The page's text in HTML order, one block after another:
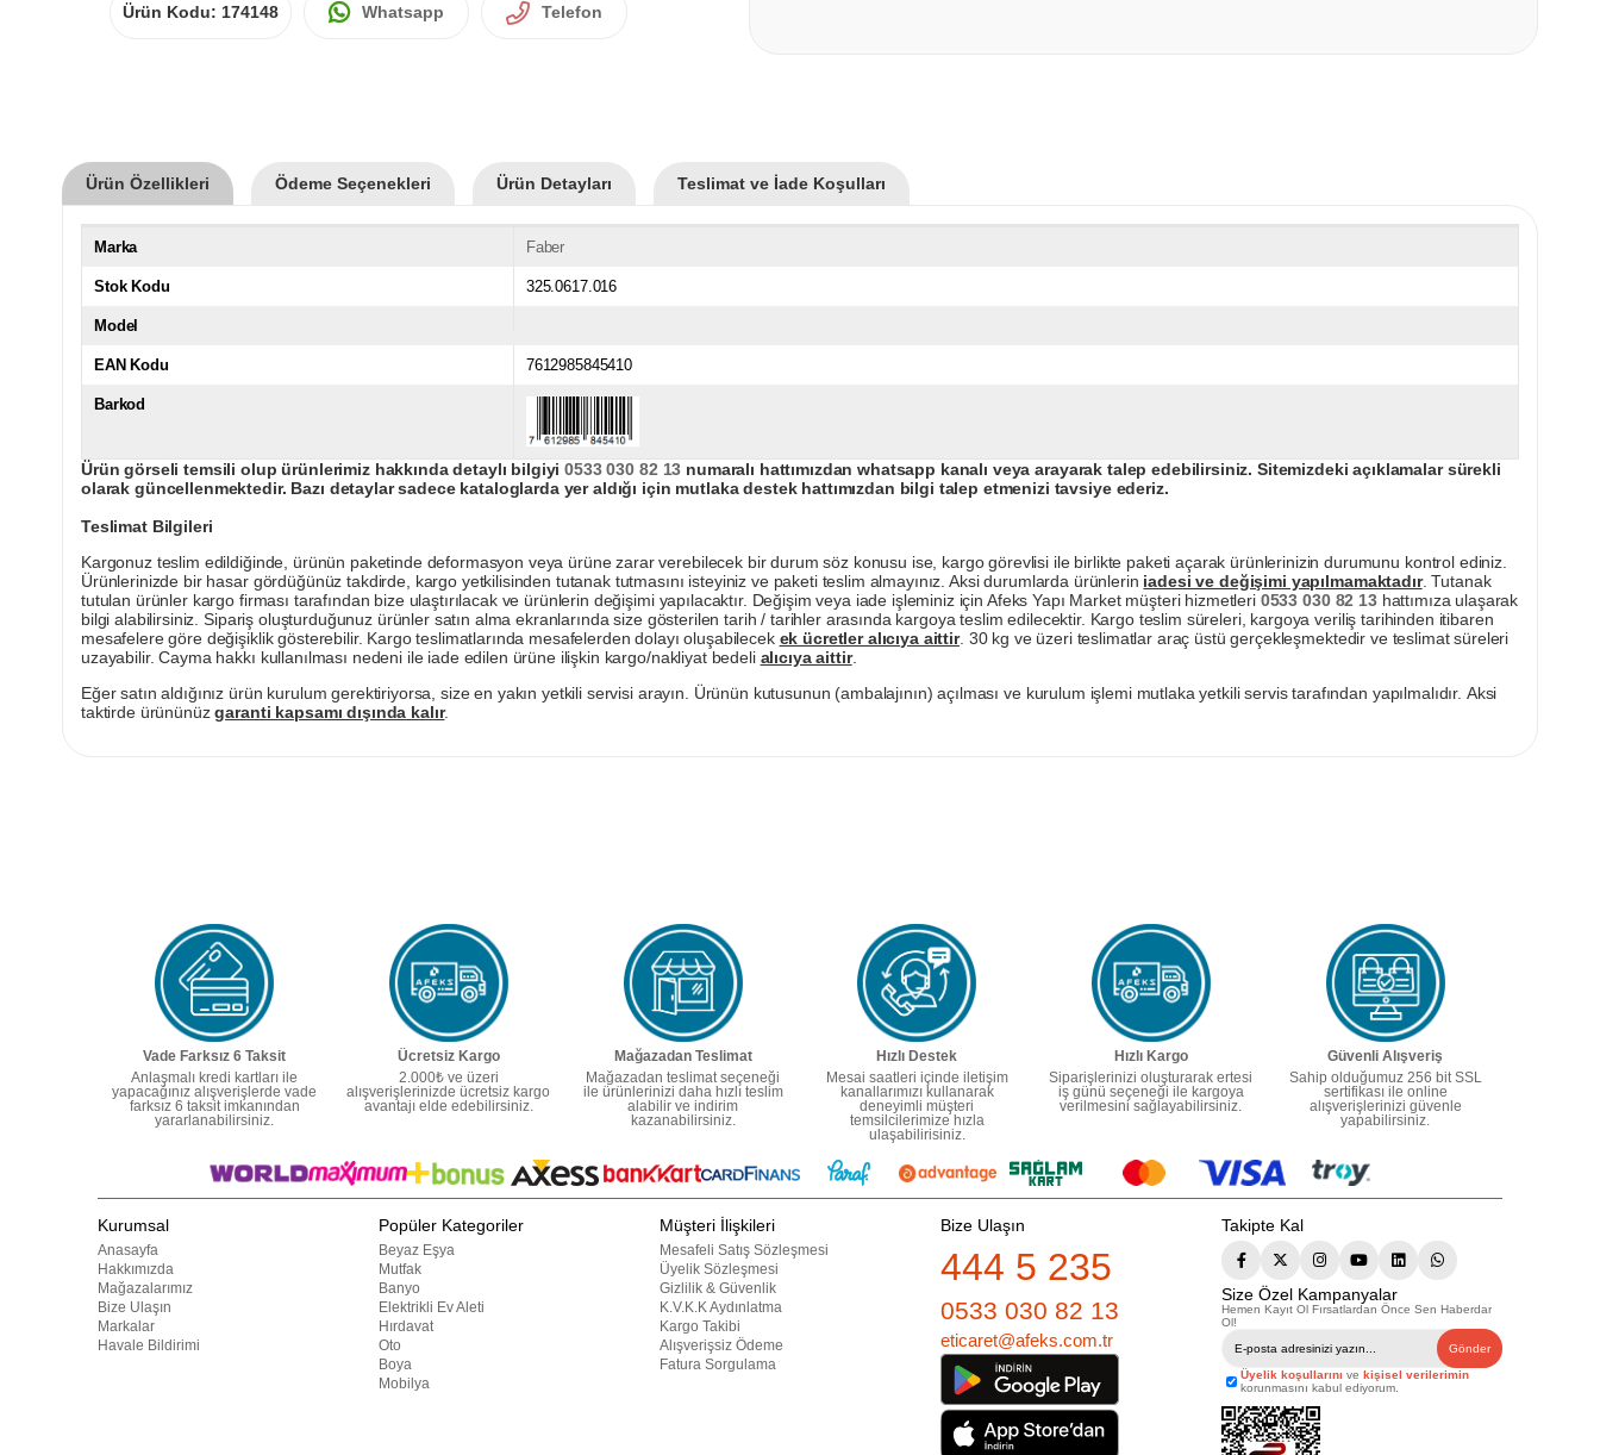
Ürün Kodu: 174148 Whatsapp Telefon
Ürün Özellikleri Ödeme Seçenekleri Ürün Detayları Teslimat ve İade Koşulları
Marka Faber
Stok Kodu 325.0617.016
Model
EAN Kodu 7612985845410
Barkod
Ürün görseli temsili olup ürünlerimiz hakkında detaylı bilgiyi0533 030 82 13 numaralı hattımızdan whatsapp kanalı veya arayarak talep edebilirsiniz. Sitemizdeki açıklamalar sürekli
olarak güncellenmektedir. Bazı detaylar sadece kataloglarda yer aldığı için mutlaka destek hattımızdan bilgi talep etmenizi tavsiye ederiz.
Teslimat Bilgileri
Kargonuz teslim edildiğinde, ürünün paketinde deformasyon veya ürüne zarar verebilecek bir durum söz konusu ise, kargo görevlisi ile birlikte paketi açarak ürünlerinizin durumunu kontrol ediniz.
Ürünlerinizde bir hasar gördüğünüz takdirde, kargo yetkilisinden tutanak tutmasını isteyiniz ve paketi teslim almayınız. Aksi durumlarda ürünlerin iadesi ve değişimi yapılmamaktadır. Tutanak
tutulan ürünler kargo firması tarafından bize ulaştırılacak ve ürünlerin değişimi yapılacaktır. Değişim veya iade işleminiz için Afeks Yapı Market müşteri hizmetleri 0533 030 82 13hattımıza ulaşarak
bilgi alabilirsiniz. Sipariş oluşturduğunuz ürünler satın alma ekranlarında size gösterilen tarih / tarihler arasında kargoya teslim edilecektir. Kargo teslim süreleri, kargoya veriliş tarihinden itibaren
mesafelere göre değişiklik gösterebilir. Kargo teslimatlarında mesafelerden dolayı oluşabilecek ek ücretler alıcıya aittir. 30 kg ve üzeri teslimatlar araç üstü gerçekleşmektedir ve teslimat süreleri
uzayabilir. Cayma hakkı kullanılması nedeni ile iade edilen ürüne ilişkin kargo/nakliyat bedeli alıcıya aittir.
Eğer satın aldığınız ürün kurulum gerektiriyorsa, size en yakın yetkili servisi arayın. Ürünün kutusunun (ambalajının) açılması ve kurulum işlemi mutlaka yetkili servis tarafından yapılmalıdır. Aksi
taktirde ürününüzgaranti kapsamı dışında kalır.
Vade Farksız 6 Taksit
Anlaşmalı kredi kartları ile
yapacağınız alışverişlerde vade
farksız 6 taksit imkanından
yararlanabilirsiniz.
Ücretsiz Kargo
2.000₺ ve üzeri
alışverişlerinizde ücretsiz kargo
avantajı elde edebilirsiniz.
Mağazadan Teslimat
Mağazadan teslimat seçeneği
ile ürünlerinizi daha hızlı teslim
alabilir ve indirim
kazanabilirsiniz.
Hızlı Destek
Mesai saatleri içinde iletişim
kanallarımızı kullanarak
deneyimli müşteri
temsilcilerimize hızla
ulaşabilirisiniz.
Hızlı Kargo
Siparişlerinizi oluşturarak ertesi
iş günü seçeneği ile kargoya
verilmesini sağlayabilirsiniz.
Güvenli Alışveriş
Sahip olduğumuz 256 bit SSL
sertifikası ile online
alışverişlerinizi güvenle
yapabilirsiniz.
Kurumsal
Anasayfa
Hakkımızda
Mağazalarımız
Bize Ulaşın
Markalar
Havale Bildirimi
Popüler Kategoriler
Beyaz Eşya
Mutfak
Banyo
Elektrikli Ev Aleti
Hırdavat
Oto
Boya
Mobilya
Müşteri İlişkileri
Mesafeli Satış Sözleşmesi
Üyelik Sözleşmesi
Gizlilik & Güvenlik
K.V.K.K Aydınlatma
Kargo Takibi
Alışverişsiz Ödeme
Fatura Sorgulama
Bize Ulaşın
444 5 235
0533 030 82 13
eticaret@afeks.com.tr
Takipte Kal
Size Özel Kampanyalar
Hemen Kayıt Ol Fırsatlardan Önce Sen Haberdar
Ol!
Gönder
Üyelik koşullarını ve kişisel verilerimin
korunmasını kabul ediyorum.